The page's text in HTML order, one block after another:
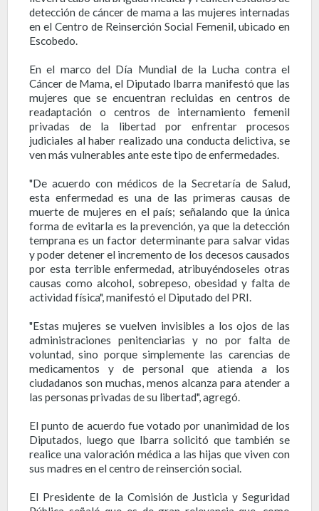
detección de cáncer de mama a las mujeres internadas
en el Centro de Reinserción Social Femenil, ubicado en
Escobedo.
En el marco del Día Mundial de la Lucha contra el
Cáncer de Mama, el Diputado Ibarra manifestó que las
mujeres que se encuentran recluidas en centros de
readaptación o centros de internamiento femenil
privadas de la libertad por enfrentar procesos
judiciales al haber realizado una conducta delictiva, se
ven más vulnerables ante este tipo de enfermedades.
"De acuerdo con médicos de la Secretaría de Salud,
esta enfermedad es una de las primeras causas de
muerte de mujeres en el país; señalando que la única
forma de evitarla es la prevención, ya que la detección
temprana es un factor determinante para salvar vidas
y poder detener el incremento de los decesos causados
por esta terrible enfermedad, atribuyéndoseles otras
causas como alcohol, sobrepeso, obesidad y falta de
actividad física", manifestó el Diputado del PRI.
"Estas mujeres se vuelven invisibles a los ojos de las
administraciones penitenciarias y no por falta de
voluntad, sino porque simplemente las carencias de
medicamentos y de personal que atienda a los
ciudadanos son muchas, menos alcanza para atender a
las personas privadas de su libertad", agregó.
El punto de acuerdo fue votado por unanimidad de los
Diputados, luego que Ibarra solicitó que también se
realice una valoración médica a las hijas que viven con
sus madres en el centro de reinserción social.
El Presidente de la Comisión de Justicia y Seguridad